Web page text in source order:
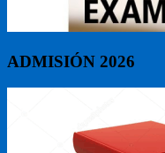
ADMISIÓN 2026